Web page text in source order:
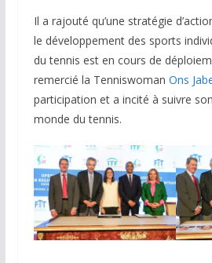
Il a rajouté qu’une stratégie
le développement des sports
du tennis est en cours de
remercié la Tenniswoman Ons
participation et a incité à suivre
monde du tennis.